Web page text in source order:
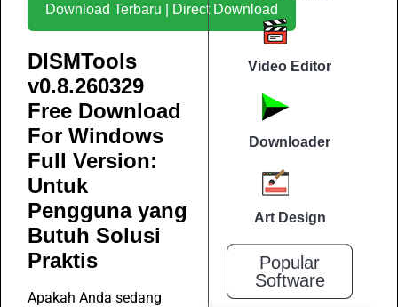
Download Terbaru | Direct Download
DISMTools
v0.8.260329
Free Download
For Windows
Full Version:
Untuk
Pengguna yang
Butuh Solusi
Praktis
Apakah Anda sedang
Video Editor
Downloader
Art Design
Popular
Software